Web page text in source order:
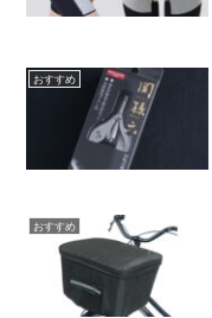
おすすめ
おすすめ